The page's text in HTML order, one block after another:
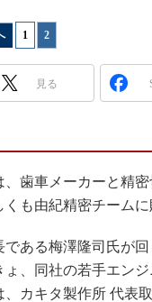
スマート工場EXPO
EdgeTech+
産業オープンネット
Windows
車載ソフ
3Dプリン
デジタル
インダス
イノベー
1 2
見る
歯車メーカーと精
も由紀精密チームに
ある梅澤隆司氏が
、同社の若手エン
カキタ製作所 代表